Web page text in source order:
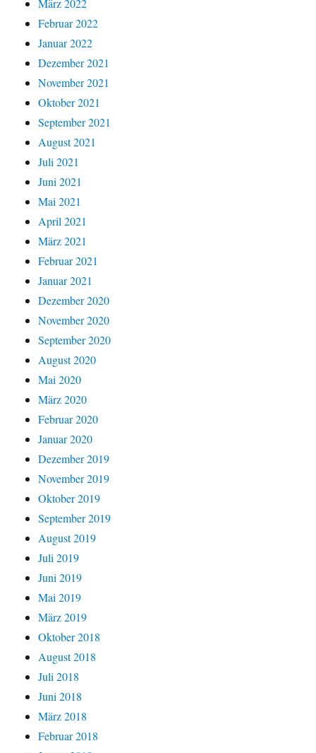
März 2022
Februar 2022
Januar 2022
Dezember 2021
November 2021
Oktober 2021
September 2021
August 2021
Juli 2021
Juni 2021
Mai 2021
April 2021
März 2021
Februar 2021
Januar 2021
Dezember 2020
November 2020
September 2020
August 2020
Mai 2020
März 2020
Februar 2020
Januar 2020
Dezember 2019
November 2019
Oktober 2019
September 2019
August 2019
Juli 2019
Juni 2019
Mai 2019
März 2019
Oktober 2018
August 2018
Juli 2018
Juni 2018
März 2018
Februar 2018